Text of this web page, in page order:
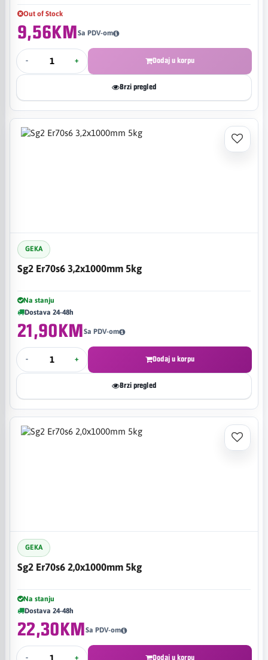
Out of Stock
9,56KMSa PDV-om
- + Dodaj u korpu
Brzi pregled
GEKA
Sg2 Er70s6 3,2x1000mm 5kg
Na stanju
Dostava 24-48h
21,90KMSa PDV-om
- + Dodaj u korpu
Brzi pregled
GEKA
Sg2 Er70s6 2,0x1000mm 5kg
Na stanju
Dostava 24-48h
22,30KMSa PDV-om
- + Dodaj u korpu